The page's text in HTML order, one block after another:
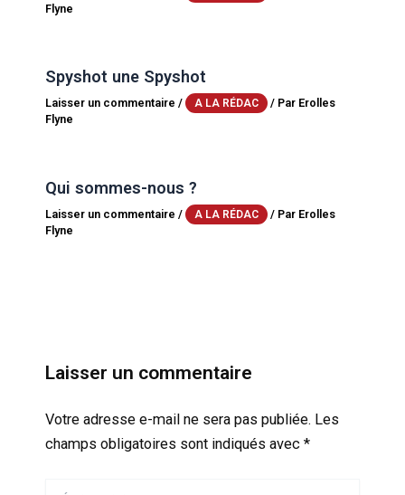
Flyne
Spyshot une Spyshot
Laisser un commentaire / A LA RÉDAC / Par Erolles
Flyne
Qui sommes-nous ?
Laisser un commentaire / A LA RÉDAC / Par Erolles
Flyne
Laisser un commentaire
Votre adresse e-mail ne sera pas publiée. Les
champs obligatoires sont indiqués avec *